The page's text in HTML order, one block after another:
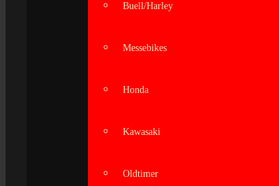
Buell/Harley
Messebikes
Honda
Kawasaki
Oldtimer